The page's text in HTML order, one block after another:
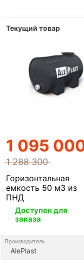
Горизонтальная
емкость 50 м3 из
ПНД
Доступен для
заказа
1 095
1 288 300
Производитель
AlePlast